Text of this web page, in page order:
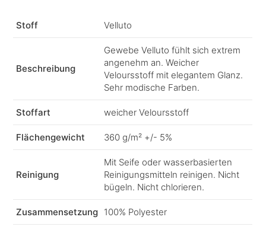
Stoff Velluto
Beschreibung
Gewebe Velluto fühlt sich extrem
angenehm an. Weicher
Veloursstoff mit elegantem Glanz.
Sehr modische Farben.
Stoffart weicher Veloursstoff
Flächengewicht 360 g/m² +/- 5%
Reinigung
Mit Seife oder wasserbasierten
Reinigungsmitteln reinigen. Nicht
bügeln. Nicht chlorieren.
Zusammensetzung 100% Polyester